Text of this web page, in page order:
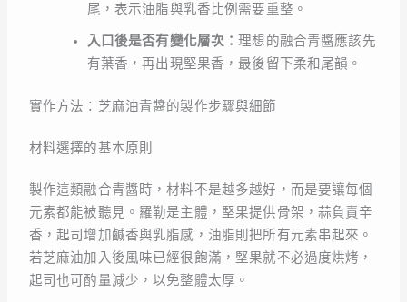
尾，表示油脂與乳香比例需要重整。
入口後是否有變化層次： 理想的融合青醬應該先
有葉香，再出現堅果香，最後留下柔和尾韻。
實作方法：芝麻油青醬的製作步驟與細節
材料選擇的基本原則
製作這類融合青醬時，材料不是越多越好，而是要讓每個
元素都能被聽見。羅勒是主體，堅果提供骨架，蒜負責辛
香，起司增加鹹香與乳脂感，油脂則把所有元素串起來。
若芝麻油加入後風味已經很飽滿，堅果就不必過度烘烤，
起司也可酌量減少，以免整體太厚。